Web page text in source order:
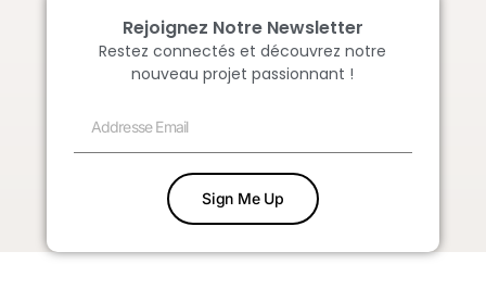
Rejoignez Notre Newsletter
Restez connectés et découvrez notre
nouveau projet passionnant !
Sign Me Up